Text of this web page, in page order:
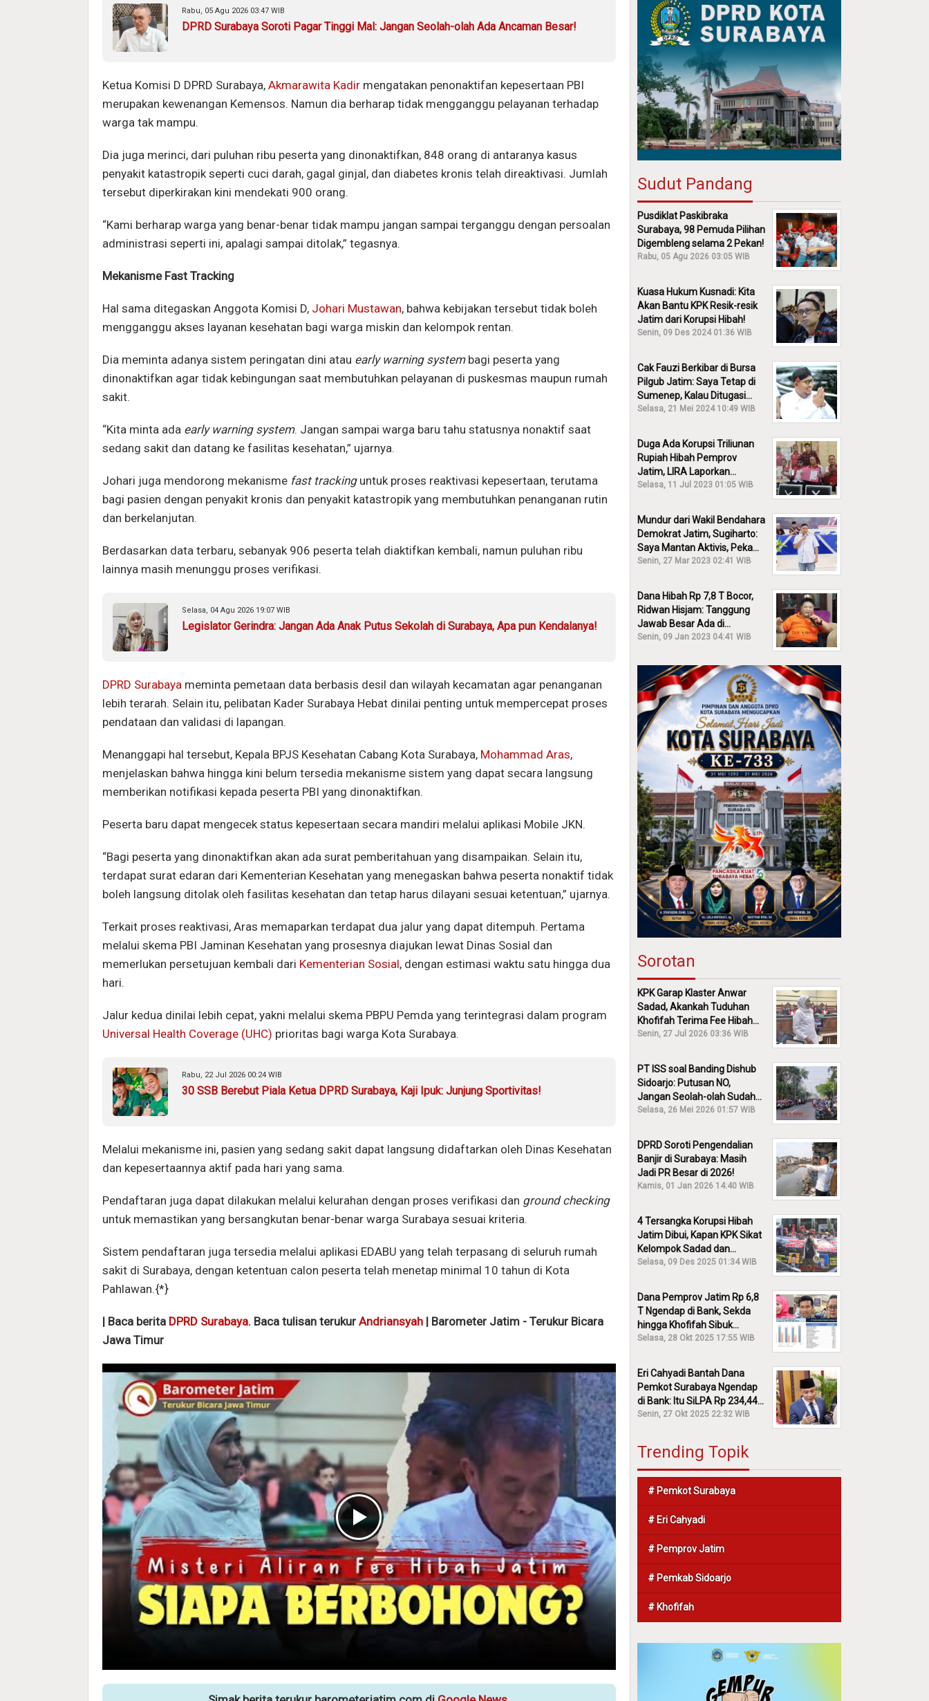
Rabu, 05 Agu 2026 03:47 WIB
DPRD Surabaya Soroti Pagar Tinggi Mal: Jangan Seolah-olah Ada Ancaman Besar!
Ketua Komisi D DPRD Surabaya, Akmarawita Kadir mengatakan penonaktifan kepesertaan PBI
merupakan kewenangan Kemensos. Namun dia berharap tidak mengganggu pelayanan terhadap
warga tak mampu.
Dia juga merinci, dari puluhan ribu peserta yang dinonaktifkan, 848 orang di antaranya kasus
penyakit katastropik seperti cuci darah, gagal ginjal, dan diabetes kronis telah direaktivasi. Jumlah
tersebut diperkirakan kini mendekati 900 orang.
“Kami berharap warga yang benar-benar tidak mampu jangan sampai terganggu dengan persoalan
administrasi seperti ini, apalagi sampai ditolak,” tegasnya.
Mekanisme Fast Tracking
Hal sama ditegaskan Anggota Komisi D, Johari Mustawan, bahwa kebijakan tersebut tidak boleh
mengganggu akses layanan kesehatan bagi warga miskin dan kelompok rentan.
Dia meminta adanya sistem peringatan dini atau early warning system bagi peserta yang
dinonaktifkan agar tidak kebingungan saat membutuhkan pelayanan di puskesmas maupun rumah
sakit.
“Kita minta ada early warning system. Jangan sampai warga baru tahu statusnya nonaktif saat
sedang sakit dan datang ke fasilitas kesehatan,” ujarnya.
Johari juga mendorong mekanisme fast tracking untuk proses reaktivasi kepesertaan, terutama
bagi pasien dengan penyakit kronis dan penyakit katastropik yang membutuhkan penanganan rutin
dan berkelanjutan.
Berdasarkan data terbaru, sebanyak 906 peserta telah diaktifkan kembali, namun puluhan ribu
lainnya masih menunggu proses verifikasi.
Selasa, 04 Agu 2026 19:07 WIB
Legislator Gerindra: Jangan Ada Anak Putus Sekolah di Surabaya, Apa pun Kendalanya!
DPRD Surabaya meminta pemetaan data berbasis desil dan wilayah kecamatan agar penanganan
lebih terarah. Selain itu, pelibatan Kader Surabaya Hebat dinilai penting untuk mempercepat proses
pendataan dan validasi di lapangan.
Menanggapi hal tersebut, Kepala BPJS Kesehatan Cabang Kota Surabaya, Mohammad Aras,
menjelaskan bahwa hingga kini belum tersedia mekanisme sistem yang dapat secara langsung
memberikan notifikasi kepada peserta PBI yang dinonaktifkan.
Peserta baru dapat mengecek status kepesertaan secara mandiri melalui aplikasi Mobile JKN.
“Bagi peserta yang dinonaktifkan akan ada surat pemberitahuan yang disampaikan. Selain itu,
terdapat surat edaran dari Kementerian Kesehatan yang menegaskan bahwa peserta nonaktif tidak
boleh langsung ditolak oleh fasilitas kesehatan dan tetap harus dilayani sesuai ketentuan,” ujarnya.
Terkait proses reaktivasi, Aras memaparkan terdapat dua jalur yang dapat ditempuh. Pertama
melalui skema PBI Jaminan Kesehatan yang prosesnya diajukan lewat Dinas Sosial dan
memerlukan persetujuan kembali dari Kementerian Sosial, dengan estimasi waktu satu hingga dua
hari.
Jalur kedua dinilai lebih cepat, yakni melalui skema PBPU Pemda yang terintegrasi dalam program
Universal Health Coverage (UHC) prioritas bagi warga Kota Surabaya.
Rabu, 22 Jul 2026 00:24 WIB
30 SSB Berebut Piala Ketua DPRD Surabaya, Kaji Ipuk: Junjung Sportivitas!
Melalui mekanisme ini, pasien yang sedang sakit dapat langsung didaftarkan oleh Dinas Kesehatan
dan kepesertaannya aktif pada hari yang sama.
Pendaftaran juga dapat dilakukan melalui kelurahan dengan proses verifikasi dan ground checking
untuk memastikan yang bersangkutan benar-benar warga Surabaya sesuai kriteria.
Sistem pendaftaran juga tersedia melalui aplikasi EDABU yang telah terpasang di seluruh rumah
sakit di Surabaya, dengan ketentuan calon peserta telah menetap minimal 10 tahun di Kota
Pahlawan.{*}
| Baca berita DPRD Surabaya. Baca tulisan terukur Andriansyah | Barometer Jatim - Terukur Bicara
Jawa Timur
Sudut Pandang
Pusdiklat Paskibraka
Surabaya, 98 Pemuda Pilihan
Digembleng selama 2 Pekan!
Rabu, 05 Agu 2026 03:05 WIB
Kuasa Hukum Kusnadi: Kita
Akan Bantu KPK Resik-resik
Jatim dari Korupsi Hibah!
Senin, 09 Des 2024 01:36 WIB
Cak Fauzi Berkibar di Bursa
Pilgub Jatim: Saya Tetap di
Sumenep, Kalau Ditugasi
Partai Lain Cerita!
Selasa, 21 Mei 2024 10:49 WIB
Duga Ada Korupsi Triliunan
Rupiah Hibah Pemprov
Jatim, LIRA Laporkan
Khofifah ke KPK: Dia Harus
Selasa, 11 Jul 2023 01:05 WIB
Mundur dari Wakil Bendahara
Demokrat Jatim, Sugiharto:
Saya Mantan Aktivis, Peka
Sekali Kalau Ada yang
Senin, 27 Mar 2023 02:41 WIB
Dana Hibah Rp 7,8 T Bocor,
Ridwan Hisjam: Tanggung
Jawab Besar Ada di
Pemprov, Bukan DPRD Jatim!
Senin, 09 Jan 2023 04:41 WIB
Sorotan
KPK Garap Klaster Anwar
Sadad, Akankah Tuduhan
Khofifah Terima Fee Hibah
30% Diusut?
Senin, 27 Jul 2026 03:36 WIB
PT ISS soal Banding Dishub
Sidoarjo: Putusan NO,
Jangan Seolah-olah Sudah
Menang!
Selasa, 26 Mei 2026 01:57 WIB
DPRD Soroti Pengendalian
Banjir di Surabaya: Masih
Jadi PR Besar di 2026!
Kamis, 01 Jan 2026 14:40 WIB
4 Tersangka Korupsi Hibah
Jatim Dibui, Kapan KPK Sikat
Kelompok Sadad dan
Iskandar?
Selasa, 09 Des 2025 01:34 WIB
Dana Pemprov Jatim Rp 6,8
T Ngendap di Bank, Sekda
hingga Khofifah Sibuk
Membantah!
Selasa, 28 Okt 2025 17:55 WIB
Eri Cahyadi Bantah Dana
Pemkot Surabaya Ngendap
di Bank: Itu SiLPA Rp 234,44
M!
Senin, 27 Okt 2025 22:32 WIB
Trending Topik
# Pemkot Surabaya
# Eri Cahyadi
# Pemprov Jatim
# Pemkab Sidoarjo
# Khofifah